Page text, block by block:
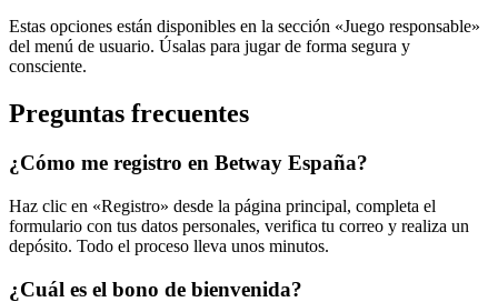
Estas opciones están disponibles en la sección «Juego responsable»
del menú de usuario. Úsalas para jugar de forma segura y
consciente.
Preguntas frecuentes
¿Cómo me registro en Betway España?
Haz clic en «Registro» desde la página principal, completa el
formulario con tus datos personales, verifica tu correo y realiza un
depósito. Todo el proceso lleva unos minutos.
¿Cuál es el bono de bienvenida?